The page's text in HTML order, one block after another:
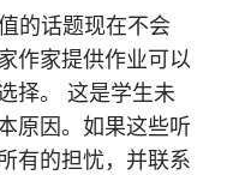
的话题现在不会
作家提供作业可以
择。 这是学生未
原因。如果这些听
有的担忧，并联系